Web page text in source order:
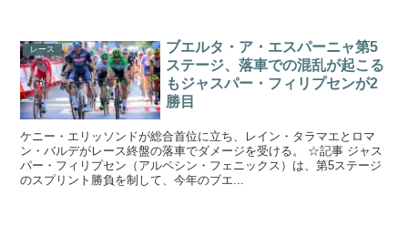
レース
ブエルタ・ア・エスパーニャ第5
ステージ、落車での混乱が起こる
もジャスパー・フィリプセンが2
勝目
ケニー・エリッソンドが総合首位に立ち、レイン・タラマエとロマ
ン・バルデがレース終盤の落車でダメージを受ける。 ☆記事 ジャス
パー・フィリプセン（アルペシン・フェニックス）は、第5ステージ
のスプリント勝負を制して、今年のブエ...